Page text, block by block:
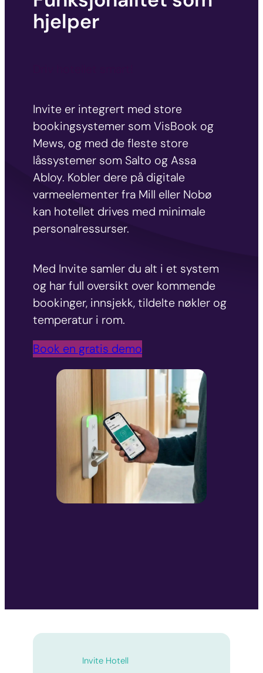
hjelper
Invite er integrert med store
bookingsystemer som VisBook og
Mews, og med de fleste store
låssystemer som Salto og Assa
Abloy. Kobler dere på digitale
varmeelementer fra Mill eller Nobø
kan hotellet drives med minimale
personalressurser.
Med Invite samler du alt i et system
og har full oversikt over kommende
bookinger, innsjekk, tildelte nøkler og
temperatur i rom.
Book en gratis demo
Invite Hotell